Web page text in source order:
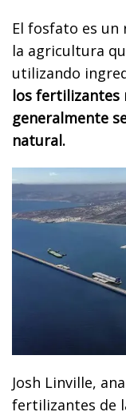
El fosfato es
la agricultura
utilizando
los fertilizantes
generalmente
natural.
Josh Linville,
fertilizantes de